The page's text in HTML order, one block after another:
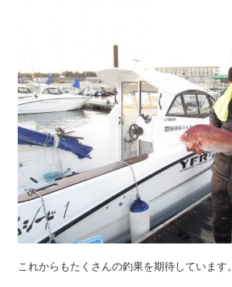
これからもたくさんの釣果を期待しています。